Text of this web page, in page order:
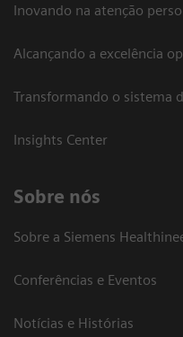
Inovando na atenção
Alcançando a excelência
Transformando o sistema
Insights Center
Sobre nós
Sobre a Siemens
Conferências e Eventos
Notícias e Histórias